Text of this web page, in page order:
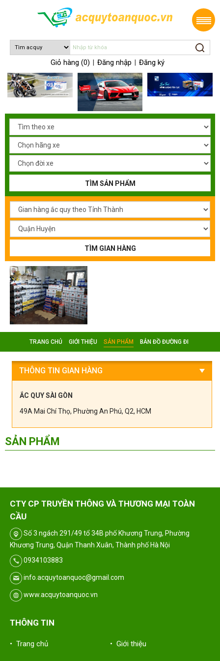
Giỏ hàng (0) Đăng nhập Đăng ký
TÌM SẢN PHẨM
TÌM GIAN HÀNG
TRANG CHỦ GIỚI THIỆU SẢN PHẨM BẢN ĐỒ ĐƯỜNG ĐI
THÔNG TIN GIAN HÀNG
ẮC QUY SÀI GÒN
49A Mai Chí Thọ, Phường An Phú, Q2, HCM
SẢN PHẨM
CTY CP TRUYỀN THÔNG VÀ THƯƠNG MẠI TOÀN
CẦU
Số 3 ngách 291/49 tổ 34B phố Khương Trung, Phường
Khương Trung, Quận Thanh Xuân, Thành phố Hà Nội
0934103883
info.acquytoanquoc@gmail.com
www.acquytoanquoc.vn
THÔNG TIN
• Trang chủ • Giới thiệu